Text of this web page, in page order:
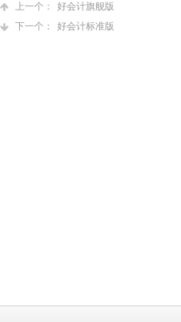
上一个：
好会计旗舰版
下一个：
好会计标准版